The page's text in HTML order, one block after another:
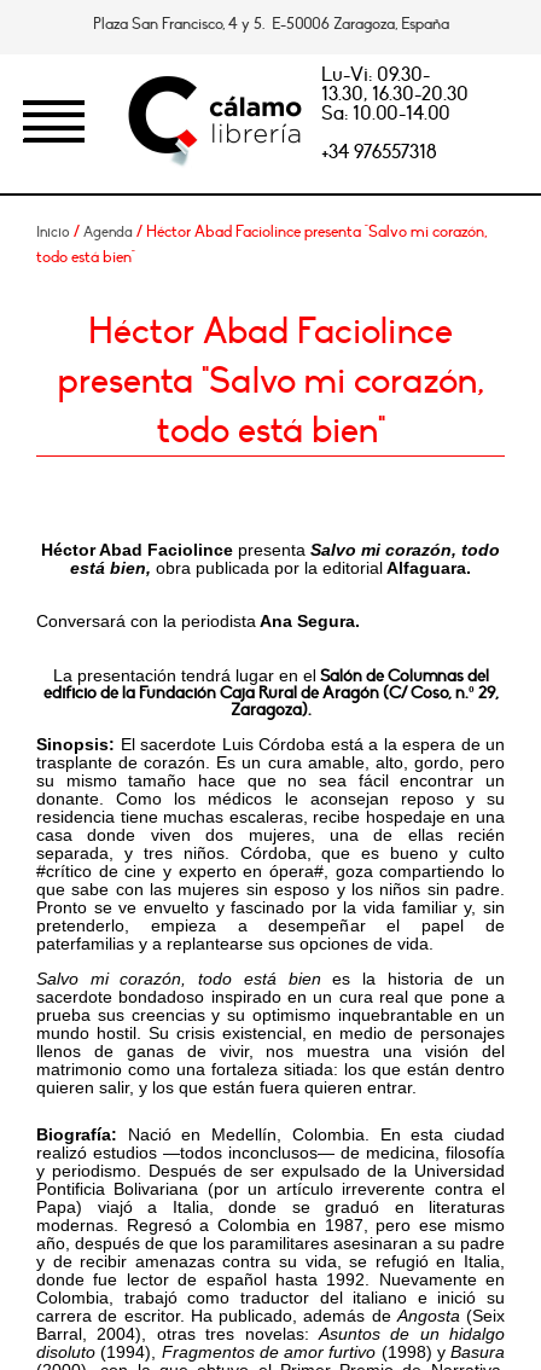
Plaza San Francisco, 4 y 5. E-50006 Zaragoza, España
Lu-Vi: 09.30-
13.30, 16.30-20.30
Sa: 10.00-14.00
+34 976557318
Inicio / Agenda / Héctor Abad Faciolince presenta "Salvo mi corazón,
todo está bien"
Héctor Abad Faciolince
presenta "Salvo mi corazón,
todo está bien"
Héctor Abad Faciolince presenta Salvo mi corazón, todo
está bien, obra publicada por la editorialAlfaguara.
Conversará con la periodista Ana Segura.
La presentación tendrá lugar en el Salón de Columnas del
edificio de la Fundación Caja Rural de Aragón (C/ Coso, n.º 29,
Zaragoza).
Sinopsis: El sacerdote Luis Córdoba está a la espera de un
trasplante de corazón. Es un cura amable, alto, gordo, pero
su mismo tamaño hace que no sea fácil encontrar un
donante. Como los médicos le aconsejan reposo y su
residencia tiene muchas escaleras, recibe hospedaje en una
casa donde viven dos mujeres, una de ellas recién
separada, y tres niños. Córdoba, que es bueno y culto
#crítico de cine y experto en ópera#, goza compartiendo lo
que sabe con las mujeres sin esposo y los niños sin padre.
Pronto se ve envuelto y fascinado por la vida familiar y, sin
pretenderlo, empieza a desempeñar el papel de
paterfamilias y a replantearse sus opciones de vida.
Salvo mi corazón, todo está bienes la historia de un
sacerdote bondadoso inspirado en un cura real que pone a
prueba sus creencias y su optimismo inquebrantable en un
mundo hostil. Su crisis existencial, en medio de personajes
llenos de ganas de vivir, nos muestra una visión del
matrimonio como una fortaleza sitiada: los que están dentro
quieren salir, y los que están fuera quieren entrar.
Biografía: Nació en Medellín, Colombia. En esta ciudad
realizó estudios —todos inconclusos— de medicina, filosofía
y periodismo. Después de ser expulsado de la Universidad
Pontificia Bolivariana (por un artículo irreverente contra el
Papa) viajó a Italia, donde se graduó en literaturas
modernas. Regresó a Colombia en 1987, pero ese mismo
año, después de que los paramilitares asesinaran a su padre
y de recibir amenazas contra su vida, se refugió en Italia,
donde fue lector de español hasta 1992. Nuevamente en
Colombia, trabajó como traductor del italiano e inició su
carrera de escritor. Ha publicado, además de Angosta (Seix
Barral, 2004), otras tres novelas: Asuntos de un hidalgo
disoluto (1994), Fragmentos de amor furtivo (1998) y Basura